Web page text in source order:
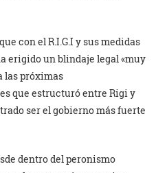
con el R.I.G.I y sus medidas
erigido un blindaje legal «muy
las próximas
que estructuró entre Rigi y
ser el gobierno más fuerte
dentro del peronismo